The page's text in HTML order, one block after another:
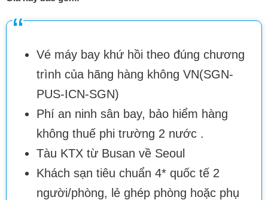
Vé máy bay khứ hồi theo đúng chương
trình của hãng hàng không VN(SGN-
PUS-ICN-SGN)
Phí an ninh sân bay, bảo hiểm hàng
không thuế phi trường 2 nước .
Tàu KTX từ Busan về Seoul
Khách sạn tiêu chuẩn 4* quốc tế 2
người/phòng, lẻ ghép phòng hoặc phụ